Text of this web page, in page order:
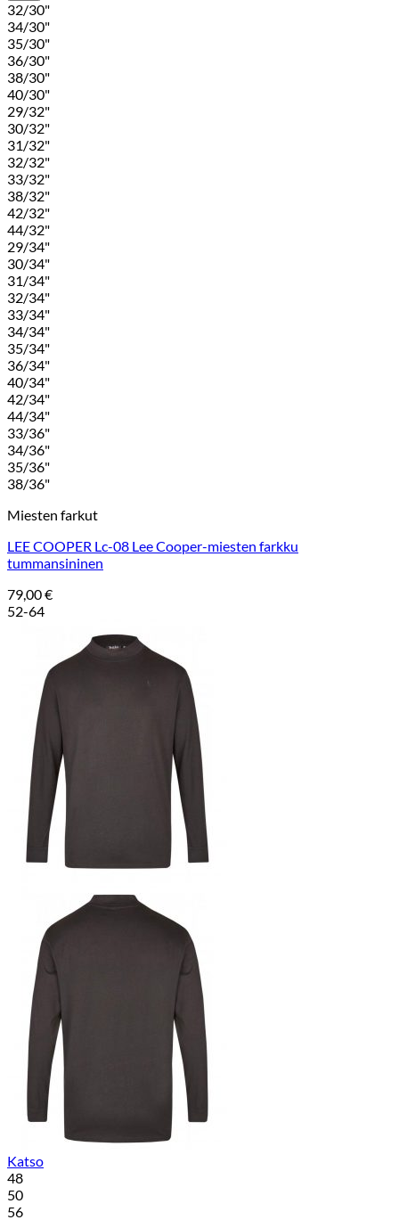
32/30"
34/30"
35/30"
36/30"
38/30"
40/30"
29/32"
30/32"
31/32"
32/32"
33/32"
38/32"
42/32"
44/32"
29/34"
30/34"
31/34"
32/34"
33/34"
34/34"
35/34"
36/34"
40/34"
42/34"
44/34"
33/36"
34/36"
35/36"
38/36"
Miesten farkut
LEE COOPER Lc-08 Lee Cooper-miesten farkku
tummansininen
79,00€
52-64
Katso
48
50
56